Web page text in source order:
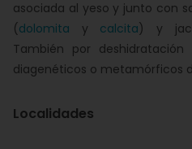
asociada al yeso y junto con
(dolomita y calcita) y
También por
diagenéticos o metamórficos
Localidades